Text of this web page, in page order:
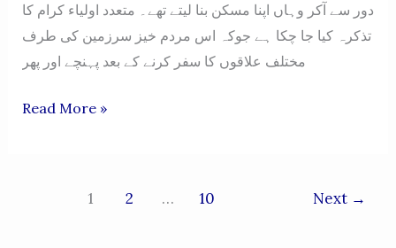
دور سے آکر وہاں اپنا مسکن بنا لیتے تھے۔ متعدد اولیاء کرام کا
تذکرہ کیا جا چکا ہے جوکہ اس مردم خیز سرزمین کی طرف
مختلف علاقوں کا سفر کرنے کے بعد پہنچے اور پھر
HAZRAT
Read More »
1 2 … 10 Next →